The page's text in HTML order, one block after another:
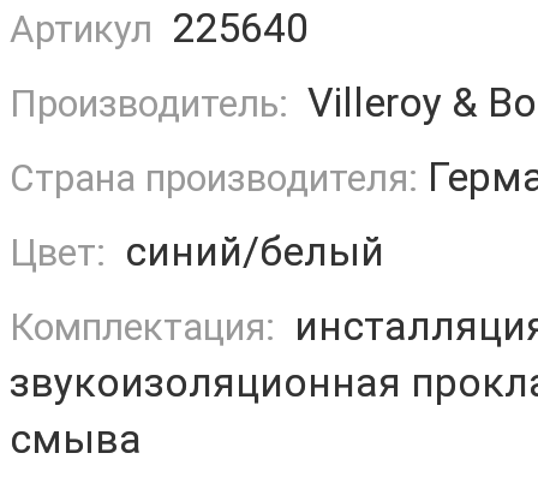
Артикул 225640
Производитель: Villeroy &
Страна производителя:
Цвет: синий/белый
Комплектация:
звукоизоляционная
смыва